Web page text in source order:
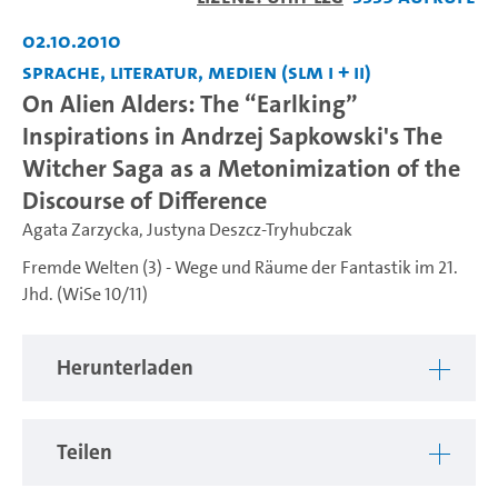
02.10.2010
Sprache, Literatur, Medien (SLM I + II)
On Alien Alders: The “Earlking”
Inspirations in Andrzej Sapkowski's The
Witcher Saga as a Metonimization of the
Discourse of Difference
Agata Zarzycka,Justyna Deszcz-Tryhubczak
Fremde Welten (3) - Wege und Räume der Fantastik im 21.
Jhd. (WiSe 10/11)
Herunterladen
Teilen